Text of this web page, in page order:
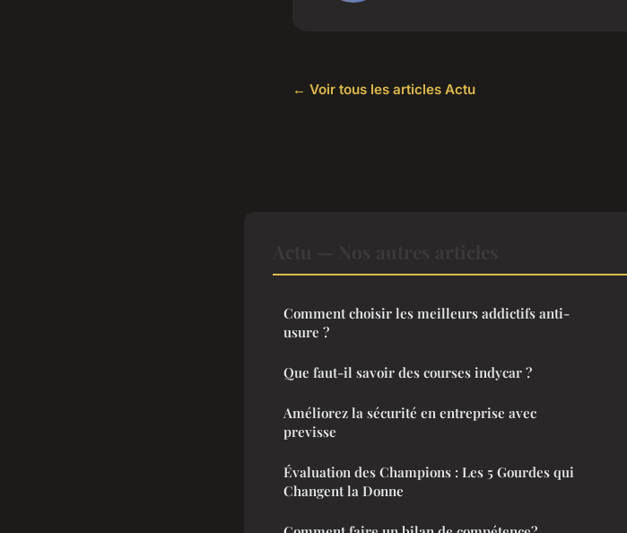
← Voir tous les articles Actu
Comment choisir les meilleurs addictifs anti-
usure ?
Que faut-il savoir des courses indycar ?
Améliorez la sécurité en entreprise avec
previsse
Évaluation des Champions : Les 5 Gourdes qui
Changent la Donne